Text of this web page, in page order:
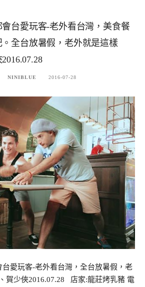
會台愛玩客-老外看台灣，美食餐
全台放暑假，老外就是這樣
NINIBLUE 2016-07-28
愛玩客-老外看台灣，全台放暑假，老
賀少俠2016.07.28 店家:龍莊烤乳豬 電